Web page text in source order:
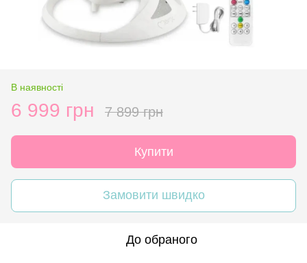
В наявності
6 999 грн 7 899 грн
Купити
Замовити швидко
До обраного